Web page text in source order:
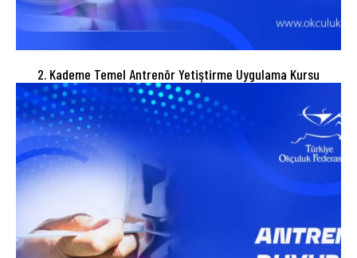
2. Kademe Temel Antrenör Yetiştirme Uygulama Kursu